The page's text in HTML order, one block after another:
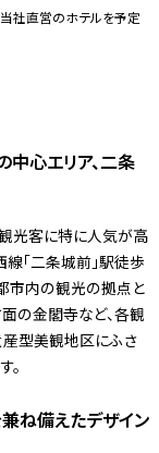
社直営のホテルを予定
中心エリア、二条
観光客に特に人気が高
「二条城前」駅徒歩
市内の観光の拠点と
の金閣寺など、各観
産型美観地区にふさ
。
兼ね備えたデザイン